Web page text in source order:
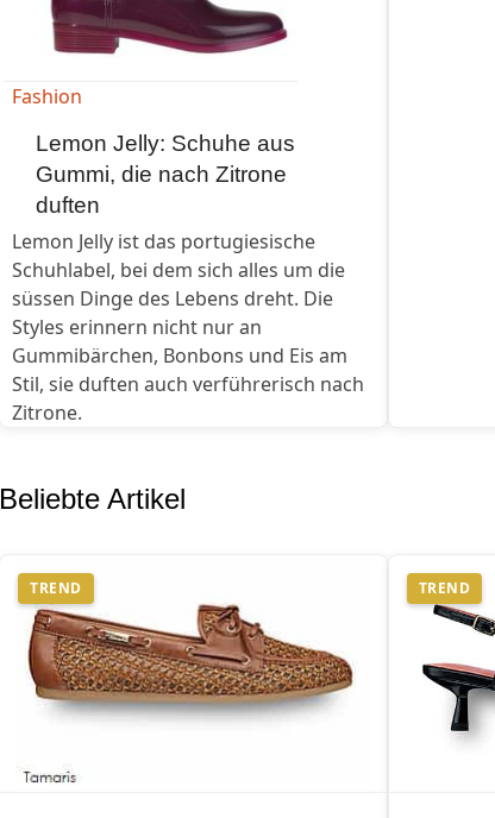
Fashion
Lemon Jelly: Schuhe aus
Gummi, die nach Zitrone
duften
Lemon Jelly ist das portugiesische
Schuhlabel, bei dem sich alles um die
süssen Dinge des Lebens dreht. Die
Styles erinnern nicht nur an
Gummibärchen, Bonbons und Eis am
Stil, sie duften auch verführerisch nach
Zitrone.
Beliebte Artikel
TREND TREND